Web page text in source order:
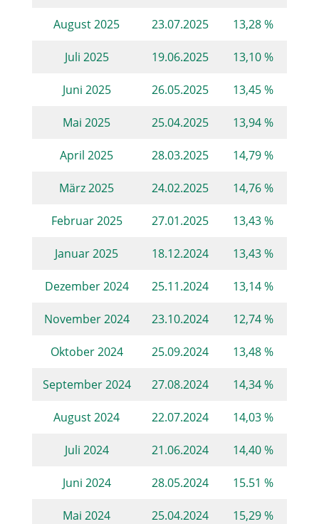
August 2025
23.07.2025
13,28 %
Juli 2025
19.06.2025
13,10 %
Juni 2025
26.05.2025
13,45 %
Mai 2025
25.04.2025
13,94 %
April 2025
28.03.2025
14,79 %
März 2025
24.02.2025
14,76 %
Februar 2025
27.01.2025
13,43 %
Januar 2025
18.12.2024
13,43 %
Dezember 2024
25.11.2024
13,14 %
November 2024
23.10.2024
12,74 %
Oktober 2024
25.09.2024
13,48 %
September 2024
27.08.2024
14,34 %
August 2024
22.07.2024
14,03 %
Juli 2024
21.06.2024
14,40 %
Juni 2024
28.05.2024
15.51 %
Mai 2024
25.04.2024
15,29 %